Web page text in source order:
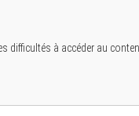
difficultés à accéder au